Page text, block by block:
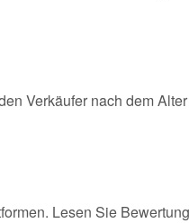
Verkäufer nach dem
Lesen Sie